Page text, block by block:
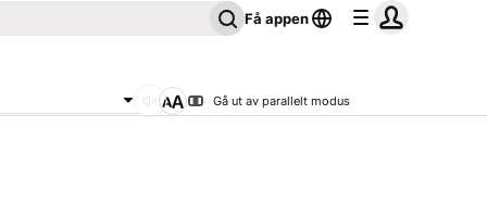
Få appen
Gå ut av parallelt modus